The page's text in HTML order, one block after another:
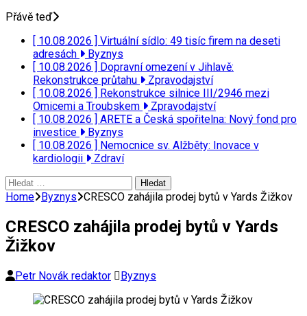
Přávě teď
[ 10.08.2026 ] Virtuální sídlo: 49 tisíc firem na deseti
adresách
Byznys
[ 10.08.2026 ] Dopravní omezení v Jihlavě:
Rekonstrukce průtahu
Zpravodajství
[ 10.08.2026 ] Rekonstrukce silnice III/2946 mezi
Omicemi a Troubskem
Zpravodajství
[ 10.08.2026 ] ARETE a Česká spořitelna: Nový fond pro
investice
Byznys
[ 10.08.2026 ] Nemocnice sv. Alžběty: Inovace v
kardiologii
Zdraví
Vyhledávání
Home Byznys CRESCO zahájila prodej bytů v Yards Žižkov
CRESCO zahájila prodej bytů v Yards
Žižkov
Petr Novák redaktor Byznys